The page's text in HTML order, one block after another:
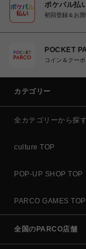
ポケパル払
初回登録＆お
POCKET
コイン＆クー
カテゴリー
全カテゴリーから探す
culture TOP
POP-UP SHOP TOP
PARCO GAMES TOP
全国のPARCO店舗